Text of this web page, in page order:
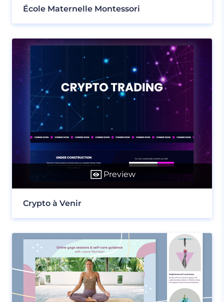
École Maternelle Montessori
Preview
Crypto à Venir